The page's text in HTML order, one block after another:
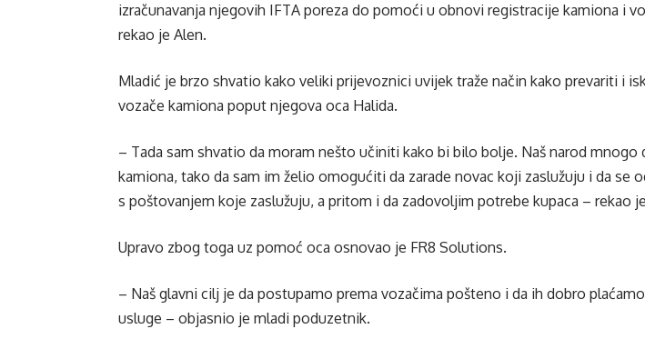
izračunavanja njegovih IFTA poreza do pomoći u obnovi registracije kamiona i
rekao je Alen.
Mladić je brzo shvatio kako veliki prijevoznici uvijek traže način kako prevariti i
vozače kamiona poput njegova oca Halida.
– Tada sam shvatio da moram nešto učiniti kako bi bilo bolje. Naš narod mnogo
kamiona, tako da sam im želio omogućiti da zarade novac koji zaslužuju i da se
s poštovanjem koje zaslužuju, a pritom i da zadovoljim potrebe kupaca – rekao
Upravo zbog toga uz pomoć oca osnovao je FR8 Solutions.
– Naš glavni cilj je da postupamo prema vozačima pošteno i da ih dobro
usluge – objasnio je mladi poduzetnik.